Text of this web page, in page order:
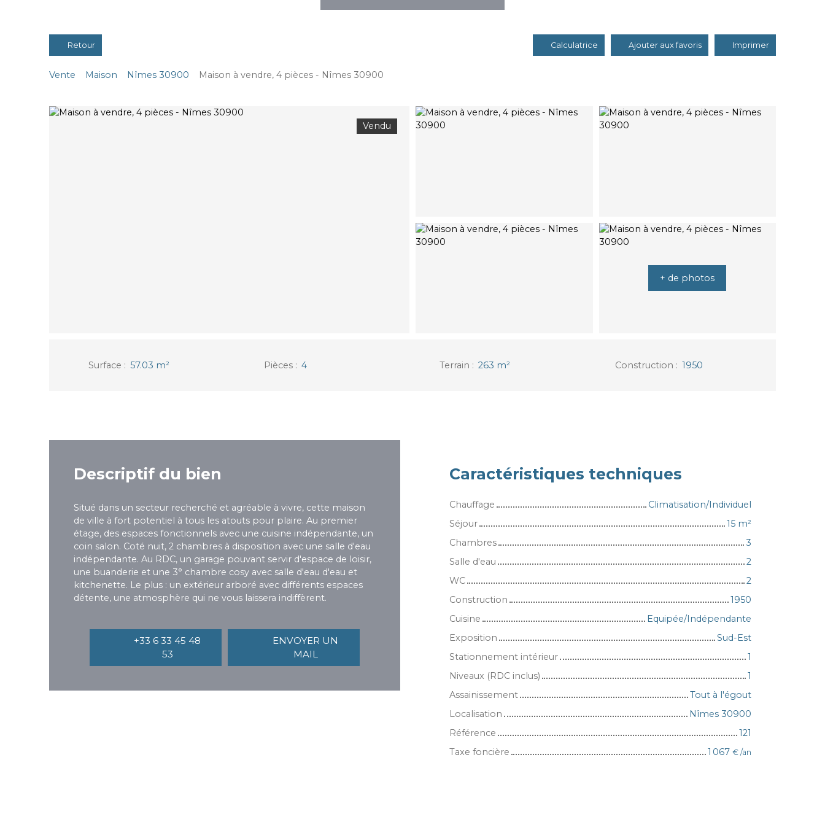
Retour Calculatrice Ajouter aux favoris Imprimer
Vente Maison Nîmes 30900 Maison à vendre, 4 pièces - Nîmes 30900
Vendu
+ de photos
Surface : 57.03 m² Pièces : 4 Terrain : 263 m² Construction : 1950
Descriptif du bien
Situé dans un secteur recherché et agréable à vivre, cette maison
de ville à fort potentiel à tous les atouts pour plaire. Au premier
étage, des espaces fonctionnels avec une cuisine indépendante, un
coin salon. Coté nuit, 2 chambres à disposition avec une salle d'eau
indépendante. Au RDC, un garage pouvant servir d'espace de loisir,
une buanderie et une 3° chambre cosy avec salle d'eau d'eau et
kitchenette. Le plus : un extérieur arboré avec différents espaces
détente, une atmosphère qui ne vous laissera indiffèrent.
+33 6 33 45 48
53
ENVOYER UN
MAIL
Caractéristiques techniques
Chauffage
Climatisation/Individuel
Séjour
15 m²
Chambres
3
Salle d'eau
2
WC
2
Construction
1950
Cuisine
Equipée/Indépendante
Exposition
Sud-Est
Stationnement intérieur
1
Niveaux (RDC inclus)
1
Assainissement
Tout à l'égout
Localisation
Nîmes 30900
Référence
121
Taxe foncière
1 067 € /an